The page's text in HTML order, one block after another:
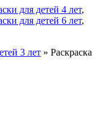
для детей 4 лет,
для детей 6 лет,
3 лет » Раскраска